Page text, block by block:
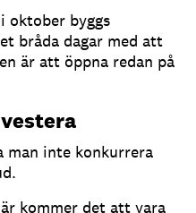
oktober byggs
bråda dagar med att
är att öppna redan på
man inte konkurrera
kommer det att vara